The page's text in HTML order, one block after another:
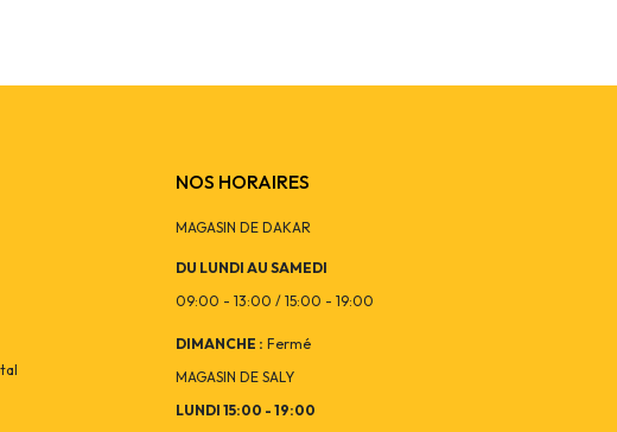
NOS HORAIRES
MAGASIN DE DAKAR
DU LUNDI AU SAMEDI
09:00 - 13:00 / 15:00 - 19:00
DIMANCHE : Fermé
MAGASIN DE SALY
LUNDI 15:00 - 19:00